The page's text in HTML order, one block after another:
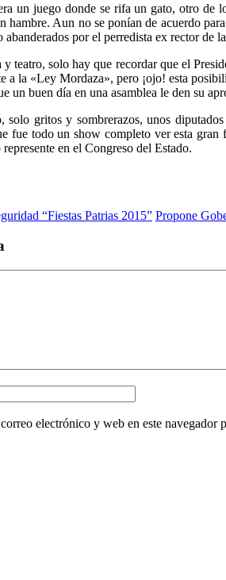
un juego donde se rifa un gato, otro de
hambre. Aun no se ponían de acuerdo
abanderados por el perredista ex rector de
teatro, solo hay que recordar que el
a la «Ley Mordaza», pero ¡ojo! esta
un buen día en una asamblea le den su
solo gritos y sombrerazos, unos
fue todo un show completo ver esta
en el Congreso del Estado.
“Fiestas Patrias 2015” Propone
electrónico y web en este navegador